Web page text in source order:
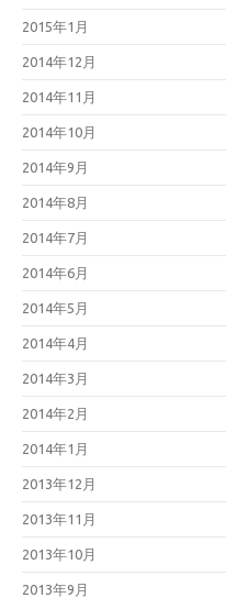
2015年1月
2014年12月
2014年11月
2014年10月
2014年9月
2014年8月
2014年7月
2014年6月
2014年5月
2014年4月
2014年3月
2014年2月
2014年1月
2013年12月
2013年11月
2013年10月
2013年9月